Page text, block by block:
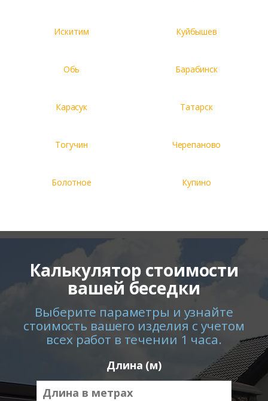
Искитим Куйбышев
Обь Барабинск
Карасук Татарск
Тогучин Черепаново
Болотное Купино
Калькулятор стоимости
вашей беседки
Выберите параметры и узнайте
стоимость вашего изделия с учетом
всех работ в течении 1 часа.
Длина (м)